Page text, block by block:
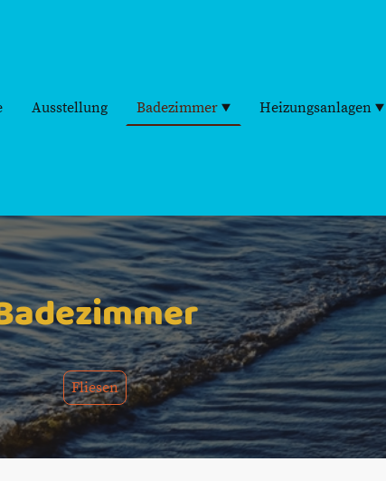
Ausstellung Badezimmer Heizungsanlagen
Fliesen